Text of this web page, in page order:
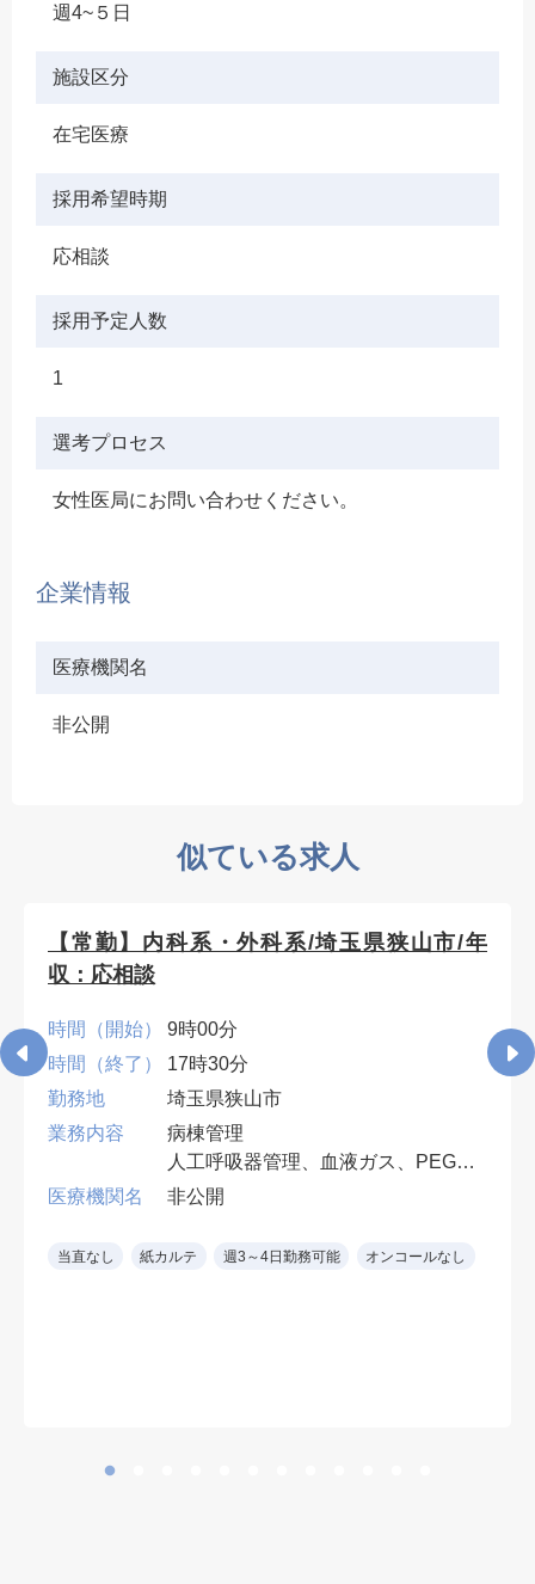
週4~５日
施設区分
在宅医療
採用希望時期
応相談
採用予定人数
1
選考プロセス
女性医局にお問い合わせください。
企業情報
医療機関名
非公開
似ている求人
【常勤】内科系・外科系/埼玉県狭山市/年
収：応相談
時間（開始）
9時00分
時間（終了）
17時30分
勤務地
埼玉県狭山市
業務内容
病棟管理
人工呼吸器管理、血液ガス、PEG・
胃ろう交換など、入院患者の処置対
早番・遅番各週1回。週4日勤務可
医療機関名 非公開
当直なし 紙カルテ 週3～4日勤務可能 オンコールなし